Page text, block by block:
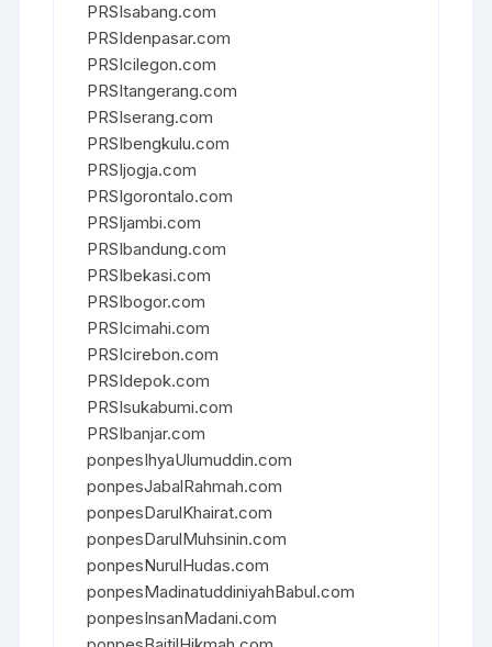
PRSIsabang.com
PRSIdenpasar.com
PRSIcilegon.com
PRSItangerang.com
PRSIserang.com
PRSIbengkulu.com
PRSIjogja.com
PRSIgorontalo.com
PRSIjambi.com
PRSIbandung.com
PRSIbekasi.com
PRSIbogor.com
PRSIcimahi.com
PRSIcirebon.com
PRSIdepok.com
PRSIsukabumi.com
PRSIbanjar.com
ponpesIhyaUlumuddin.com
ponpesJabalRahmah.com
ponpesDarulKhairat.com
ponpesDarulMuhsinin.com
ponpesNurulHudas.com
ponpesMadinatuddiniyahBabul.com
ponpesInsanMadani.com